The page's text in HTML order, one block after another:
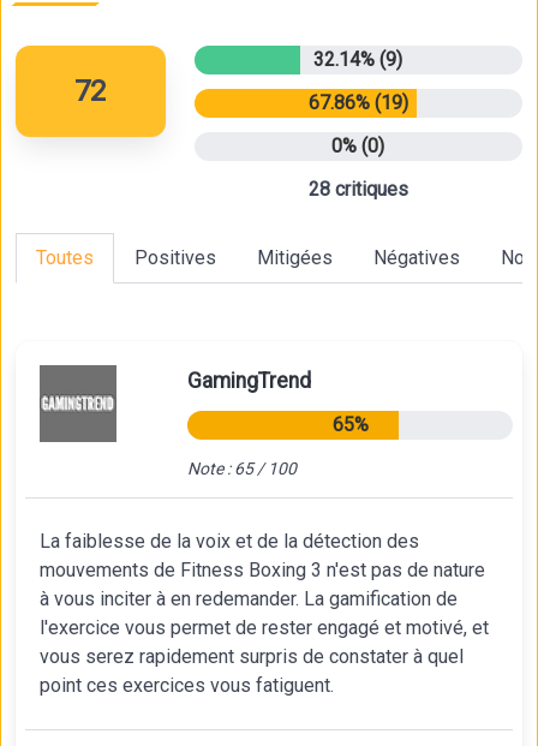
72
32.14% (9)
67.86% (19)
0% (0)
28 critiques
Toutes Positives Mitigées Négatives
GamingTrend
65%
Note : 65 / 100
La faiblesse de la voix et de la détection des
mouvements de Fitness Boxing 3 n'est pas de nature
à vous inciter à en redemander. La gamification de
l'exercice vous permet de rester engagé et motivé, et
vous serez rapidement surpris de constater à quel
point ces exercices vous fatiguent.